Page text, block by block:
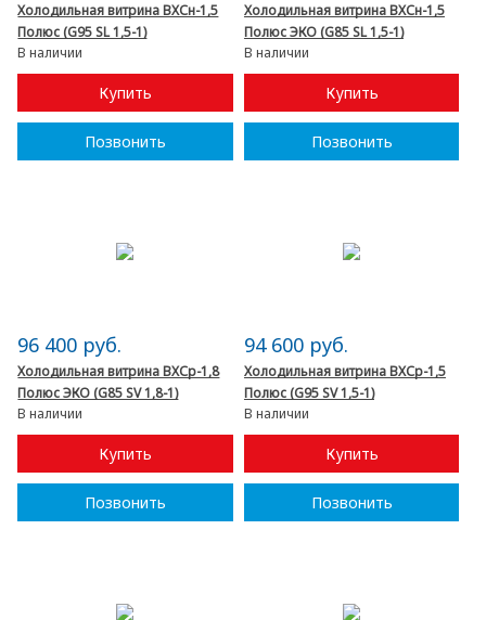
Холодильная витрина ВХСн-1,5
Полюс (G95 SL 1,5-1)
В наличии
Купить
Позвонить
Холодильная витрина ВХСн-1,5
Полюс ЭКО (G85 SL 1,5-1)
В наличии
Купить
Позвонить
96 400 руб.
Холодильная витрина ВХСр-1,8
Полюс ЭКО (G85 SV 1,8-1)
В наличии
Купить
Позвонить
94 600 руб.
Холодильная витрина ВХСр-1,5
Полюс (G95 SV 1,5-1)
В наличии
Купить
Позвонить